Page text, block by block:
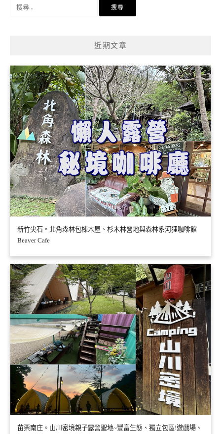
近期文章
新竹尖石。北角森林包棟木屋、杉木林營地與森林系河狸咖啡館
Beaver Cafe
苗栗南庄。山川密境親子露營聖地~豐富生態、獨立包區!遊戲場、